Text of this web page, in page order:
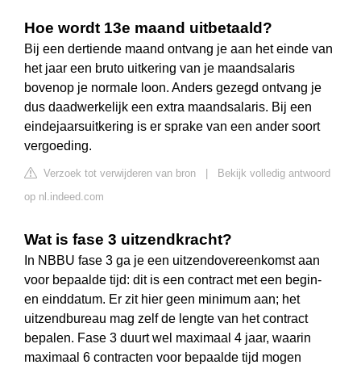
Hoe wordt 13e maand uitbetaald?
Bij een dertiende maand ontvang je aan het einde van
het jaar een bruto uitkering van je maandsalaris
bovenop je normale loon. Anders gezegd ontvang je
dus daadwerkelijk een extra maandsalaris. Bij een
eindejaarsuitkering is er sprake van een ander soort
vergoeding.
Verzoek tot verwijderen van bron
Bekijk volledig antwoord
op nl.indeed.com
Wat is fase 3 uitzendkracht?
In NBBU fase 3 ga je een uitzendovereenkomst aan
voor bepaalde tijd: dit is een contract met een begin-
en einddatum. Er zit hier geen minimum aan; het
uitzendbureau mag zelf de lengte van het contract
bepalen. Fase 3 duurt wel maximaal 4 jaar, waarin
maximaal 6 contracten voor bepaalde tijd mogen